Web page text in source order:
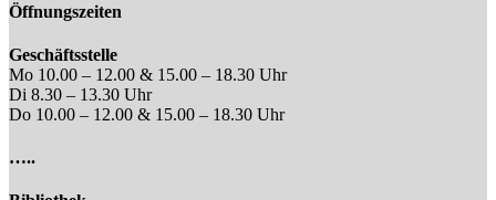
Öffnungszeiten
Geschäftsstelle
Mo 10.00 – 12.00 & 15.00 – 18.30 Uhr
Di 8.30 – 13.30 Uhr
Do 10.00 – 12.00 & 15.00 – 18.30 Uhr
…..